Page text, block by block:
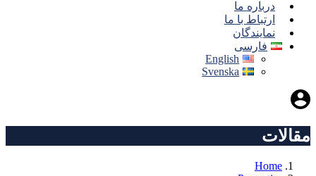
درباره ما
ارتباط با ما
نمایندگان
فارسی
English
Svenska
مقالات
Home